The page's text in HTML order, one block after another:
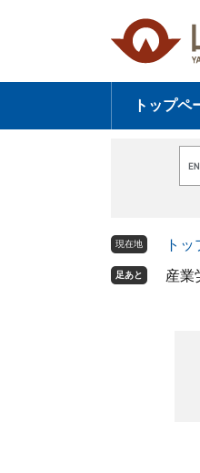
の
頭
ー
飛
トップペ
o
e
ス
現在地 ト
足あと 産業